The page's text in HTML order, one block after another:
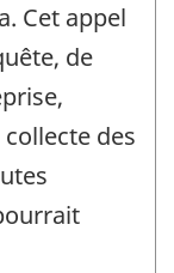
Cet appel
de
des